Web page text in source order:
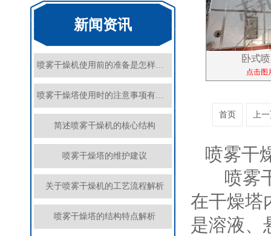
新闻资讯
喷雾干燥机使用前的准备是怎样的？
喷雾干燥塔使用时的注意事项有哪些？
简述喷雾干燥机的核心结构
喷雾干燥塔的维护建议
关于喷雾干燥机的工艺流程解析
喷雾干燥塔的结构特点解析
卧式
点击图
首页 上
喷雾干
喷雾干
在干燥塔
是溶液、